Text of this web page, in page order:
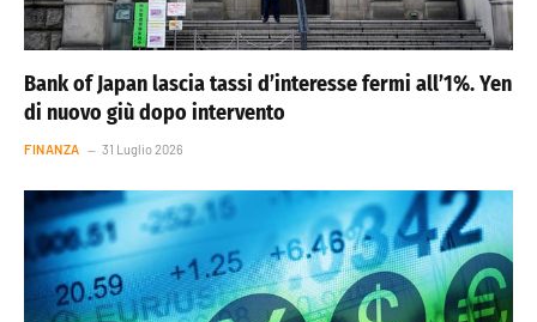
Bank of Japan lascia tassi d’interesse fermi all’1%. Yen
di nuovo giù dopo intervento
FINANZA 31 Luglio 2026